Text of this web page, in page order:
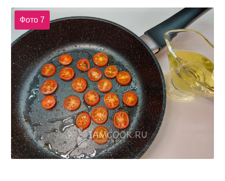
Фото 7